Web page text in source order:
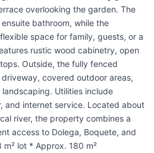
overlooking the garden. The
bathroom, while the
space for family, guests, or a
rustic wood cabinetry, open
Outside, the fully fenced
covered outdoor areas,
Utilities include
and internet service. Located about
river, the property combines a
access to Dolega, Boquete, and
lot * Approx. 180 m²